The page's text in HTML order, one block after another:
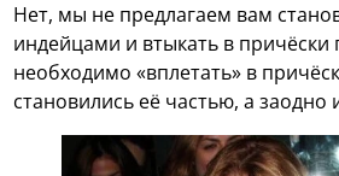
Нет, мы не предлагаем вам
индейцами и втыкать в причёски
необходимо «вплетать» в
становились её частью, а